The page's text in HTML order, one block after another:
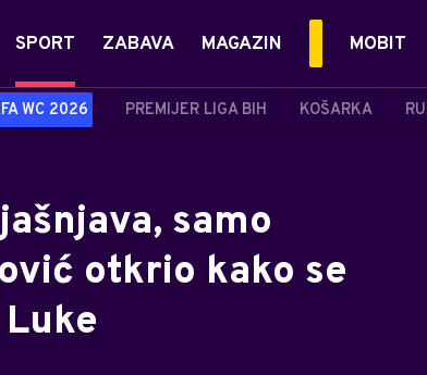
SPORT
WC 2026 PREMIJER LIGA BIH KOŠARKA
ZABAVA MAGAZIN MOBIT
samo
otkrio kako se